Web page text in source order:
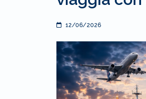
12/06/2026